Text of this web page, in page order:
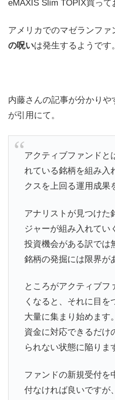
eMAXIS Slim TOPIX買って
アメリカでのマゼランファ
の呪いは発生するようです。
内藤さんの記事が分かり
が引用にて。
アクティブファンドと
れている銘柄を組み入
クスを上回る運用成果
アナリストが見つけた
ジャーが組み入れてい
投資機会がある訳では
銘柄の発掘には限界が
ところがアクティブフ
くなると、それに目を
大量に集まり始めます
資金に対応できるだけ
られない状態に陥りま
ファンドの新規受付を
付なければ良いですが